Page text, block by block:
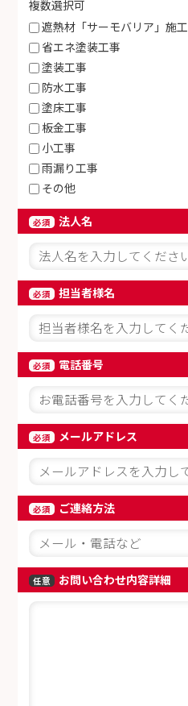
複数選択可
遮熱材「サーモバリア」施工
省エネ塗装工事
塗装工事
防水工事
塗床工事
板金工事
小工事
雨漏り工事
その他
必須 法人名
必須 担当者様名
必須 電話番号
必須 メールアドレス
必須 ご連絡方法
任意 お問い合わせ内容詳細